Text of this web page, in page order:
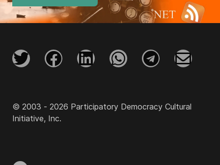
© 2003 - 2026 Participatory Democracy Cultural
Initiative, Inc.